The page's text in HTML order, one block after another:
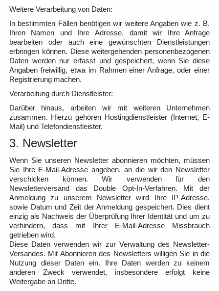
Weitere Verarbeitung von Daten:
In bestimmten Fällen benötigen wir weitere Angaben wie z. B.
Ihren Namen und Ihre Adresse, damit wir Ihre Anfrage
bearbeiten oder auch eine gewünschten Dienstleistungen
erbringen können. Diese weitergehenden personenbezogenen
Daten werden nur erfasst und gespeichert, wenn Sie diese
Angaben freiwillig, etwa im Rahmen einer Anfrage, oder einer
Registrierung machen.
Verarbeitung durch Dienstleister:
Darüber hinaus, arbeiten wir mit weiteren Unternehmen
zusammen. Hierzu gehören Hostingdienstleister (Internet, E-
Mail) und Telefondienstleister.
3. Newsletter
Wenn Sie unseren Newsletter abonnieren möchten, müssen
Sie Ihre E-Mail-Adresse angeben, an die wir den Newsletter
verschicken können. Wir verwenden für den
Newsletterversand das Double Opt-In-Verfahren. Mit der
Anmeldung zu unserem Newsletter wird Ihre IP-Adresse,
sowie Datum und Zeit der Anmeldung gespeichert. Dies dient
einzig als Nachweis der Überprüfung Ihrer Identität und um zu
verhindern, dass mit Ihrer E-Mail-Adresse Missbrauch
getrieben wird.
Diese Daten verwenden wir zur Verwaltung des Newsletter-
Versandes. Mit Abonnieren des Newsletters willigen Sie in die
Nutzung dieser Daten ein. Ihre Daten werden zu keinem
anderen Zweck verwendet, insbesondere erfolgt keine
Weitergabe an Dritte.